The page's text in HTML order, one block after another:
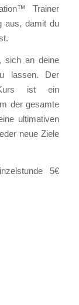
Trainer
aus, damit du
sich an deine
lassen. Der
Kurs ist ein
der gesamte
ultimativen
neue Ziele
5€